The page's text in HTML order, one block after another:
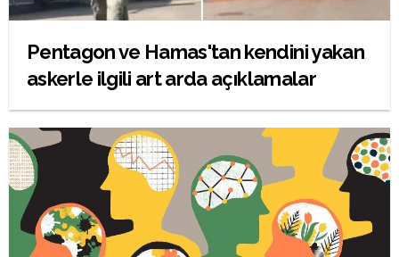
Pentagon ve Hamas'tan kendini yakan
askerle ilgili art arda açıklamalar